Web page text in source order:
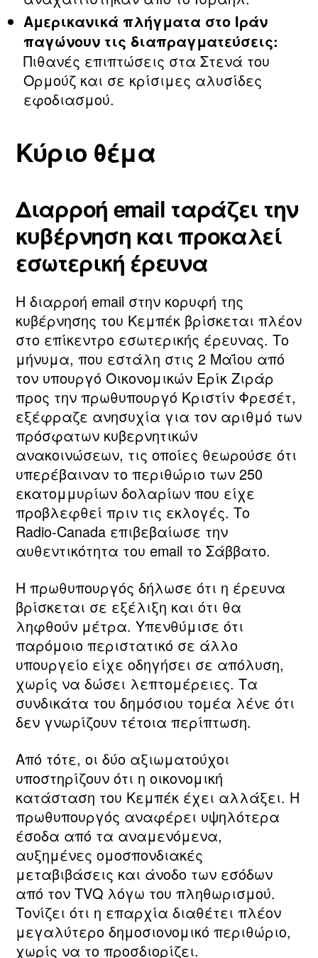
Αμερικανικά πλήγματα στο Ιράν
παγώνουν τις διαπραγματεύσεις:
Πιθανές επιπτώσεις στα Στενά του
Ορμούζ και σε κρίσιμες αλυσίδες
εφοδιασμού.
Κύριο θέμα
Διαρροή email ταράζει την
κυβέρνηση και προκαλεί
εσωτερική έρευνα
Η διαρροή email στην κορυφή της
κυβέρνησης του Κεμπέκ βρίσκεται πλέον
στο επίκεντρο εσωτερικής έρευνας. Το
μήνυμα, που εστάλη στις 2 Μαΐου από
τον υπουργό Οικονομικών Ερίκ Ζιράρ
προς την πρωθυπουργό Κριστίν Φρεσέτ,
εξέφραζε ανησυχία για τον αριθμό των
πρόσφατων κυβερνητικών
ανακοινώσεων, τις οποίες θεωρούσε ότι
υπερέβαιναν το περιθώριο των 250
εκατομμυρίων δολαρίων που είχε
προβλεφθεί πριν τις εκλογές. Το
Radio‑Canada επιβεβαίωσε την
αυθεντικότητα του email το Σάββατο.
Η πρωθυπουργός δήλωσε ότι η έρευνα
βρίσκεται σε εξέλιξη και ότι θα
ληφθούν μέτρα. Υπενθύμισε ότι
παρόμοιο περιστατικό σε άλλο
υπουργείο είχε οδηγήσει σε απόλυση,
χωρίς να δώσει λεπτομέρειες. Τα
συνδικάτα του δημόσιου τομέα λένε ότι
δεν γνωρίζουν τέτοια περίπτωση.
Από τότε, οι δύο αξιωματούχοι
υποστηρίζουν ότι η οικονομική
κατάσταση του Κεμπέκ έχει αλλάξει. Η
πρωθυπουργός αναφέρει υψηλότερα
έσοδα από τα αναμενόμενα,
αυξημένες ομοσπονδιακές
μεταβιβάσεις και άνοδο των εσόδων
από τον TVQ λόγω του πληθωρισμού.
Τονίζει ότι η επαρχία διαθέτει πλέον
μεγαλύτερο δημοσιονομικό περιθώριο,
χωρίς να το προσδιορίζει.